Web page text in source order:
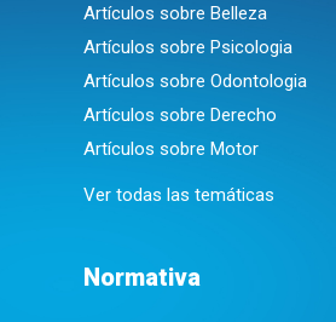
Artículos sobre Belleza
Artículos sobre Psicologia
Artículos sobre Odontologia
Artículos sobre Derecho
Artículos sobre Motor
Ver todas las temáticas
Normativa